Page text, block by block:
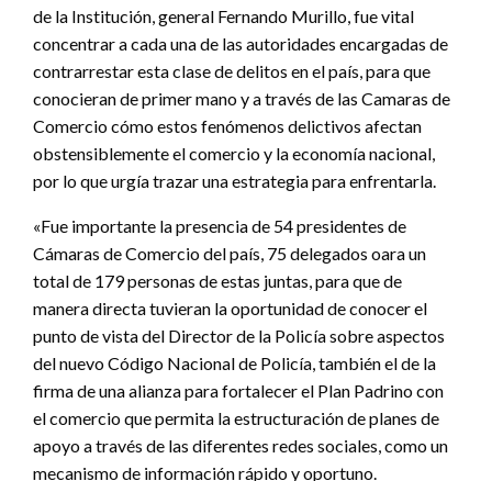
de la Institución, general Fernando Murillo, fue vital
concentrar a cada una de las autoridades encargadas de
contrarrestar esta clase de delitos en el país, para que
conocieran de primer mano y a través de las Camaras de
Comercio cómo estos fenómenos delictivos afectan
obstensiblemente el comercio y la economía nacional,
por lo que urgía trazar una estrategia para enfrentarla.
«Fue importante la presencia de 54 presidentes de
Cámaras de Comercio del país, 75 delegados oara un
total de 179 personas de estas juntas, para que de
manera directa tuvieran la oportunidad de conocer el
punto de vista del Director de la Policía sobre aspectos
del nuevo Código Nacional de Policía, también el de la
firma de una alianza para fortalecer el Plan Padrino con
el comercio que permita la estructuración de planes de
apoyo a través de las diferentes redes sociales, como un
mecanismo de información rápido y oportuno.